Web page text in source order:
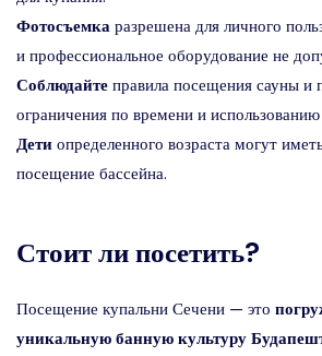
Фотосъемка разрешена для личного
и профессиональное оборудование не
Соблюдайте правила посещения сауны и
ограничения по времени и
Дети определенного возраста могут
посещение бассейна.
Стоит ли посетить?
Посещение купальни Сечени — это
уникальную банную культуру